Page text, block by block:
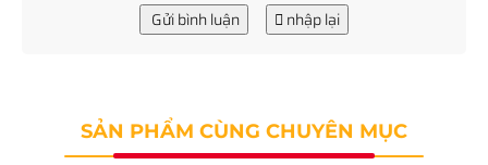
Gửi bình luận nhập lại
SẢN PHẨM CÙNG CHUYÊN MỤC